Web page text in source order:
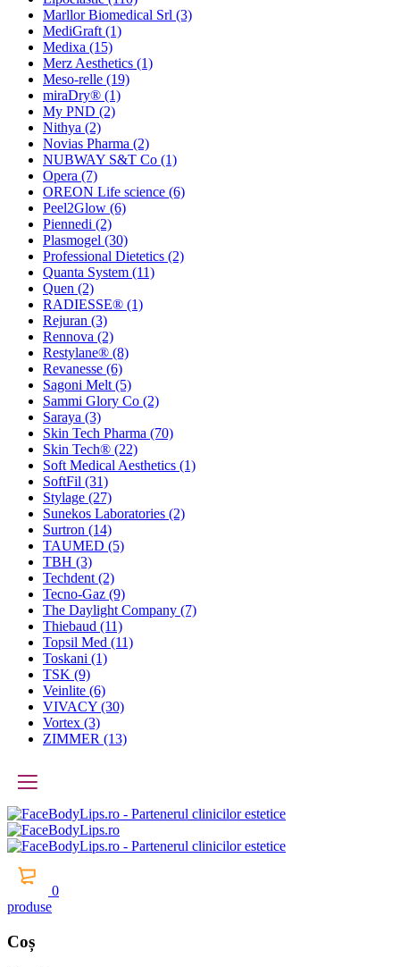
Marllor Biomedical Srl (3)
MediGraft (1)
Medixa (15)
Merz Aesthetics (1)
Meso-relle (19)
miraDry® (1)
My PND (2)
Nithya (2)
Novias Pharma (2)
NUBWAY S&T Co (1)
Opera (7)
OREON Life science (6)
Peel2Glow (6)
Piennedi (2)
Plasmogel (30)
Professional Dietetics (2)
Quanta System (11)
Quen (2)
RADIESSE® (1)
Rejuran (3)
Rennova (2)
Restylane® (8)
Revanesse (6)
Sagoni Melt (5)
Sammi Glory Co (2)
Saraya (3)
Skin Tech Pharma (70)
Skin Tech® (22)
Soft Medical Aesthetics (1)
SoftFil (31)
Stylage (27)
Sunekos Laboratories (2)
Surtron (14)
TAUMED (5)
TBH (3)
Techdent (2)
Tecno-Gaz (9)
The Daylight Company (7)
Thiebaud (11)
Topsil Med (11)
Toskani (1)
TSK (9)
Veinlite (6)
VIVACY (30)
Vortex (3)
ZIMMER (13)
0
produse
Coș